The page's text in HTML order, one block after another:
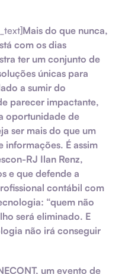
Mais do que nunca,
com os dias
ter um conjunto de
únicas para
a sumir do
parecer impactante,
oportunidade de
ser mais do que um
informações. É assim
RJ Ilan Renz,
e que defende a
contábil com
“quem não
será eliminado. E
não irá conseguir
um evento de